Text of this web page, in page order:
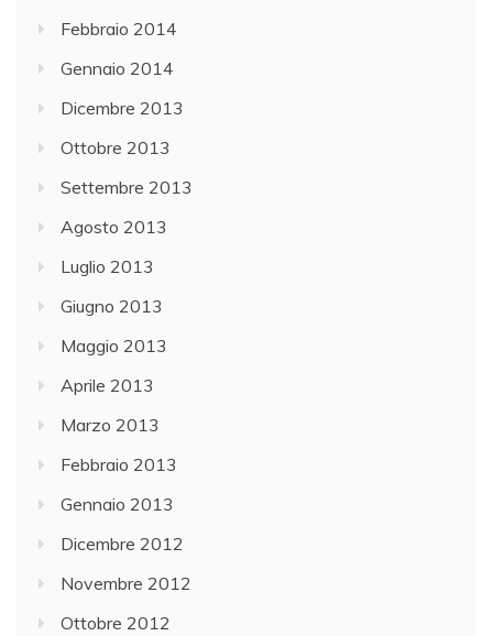
Febbraio 2014
Gennaio 2014
Dicembre 2013
Ottobre 2013
Settembre 2013
Agosto 2013
Luglio 2013
Giugno 2013
Maggio 2013
Aprile 2013
Marzo 2013
Febbraio 2013
Gennaio 2013
Dicembre 2012
Novembre 2012
Ottobre 2012